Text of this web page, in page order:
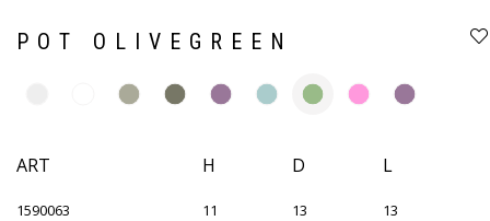
POT OLIVEGREEN
ART H D L
1590063 11 13 13